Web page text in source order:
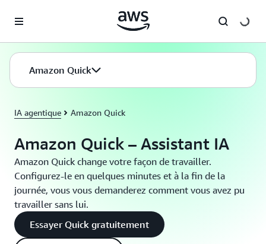
Amazon Quick
IA agentique Amazon Quick
Amazon Quick – Assistant IA
Amazon Quick change votre façon de travailler.
Configurez-le en quelques minutes et à la fin de la
journée, vous vous demanderez comment vous avez pu
travailler sans lui.
Essayer Quick gratuitement